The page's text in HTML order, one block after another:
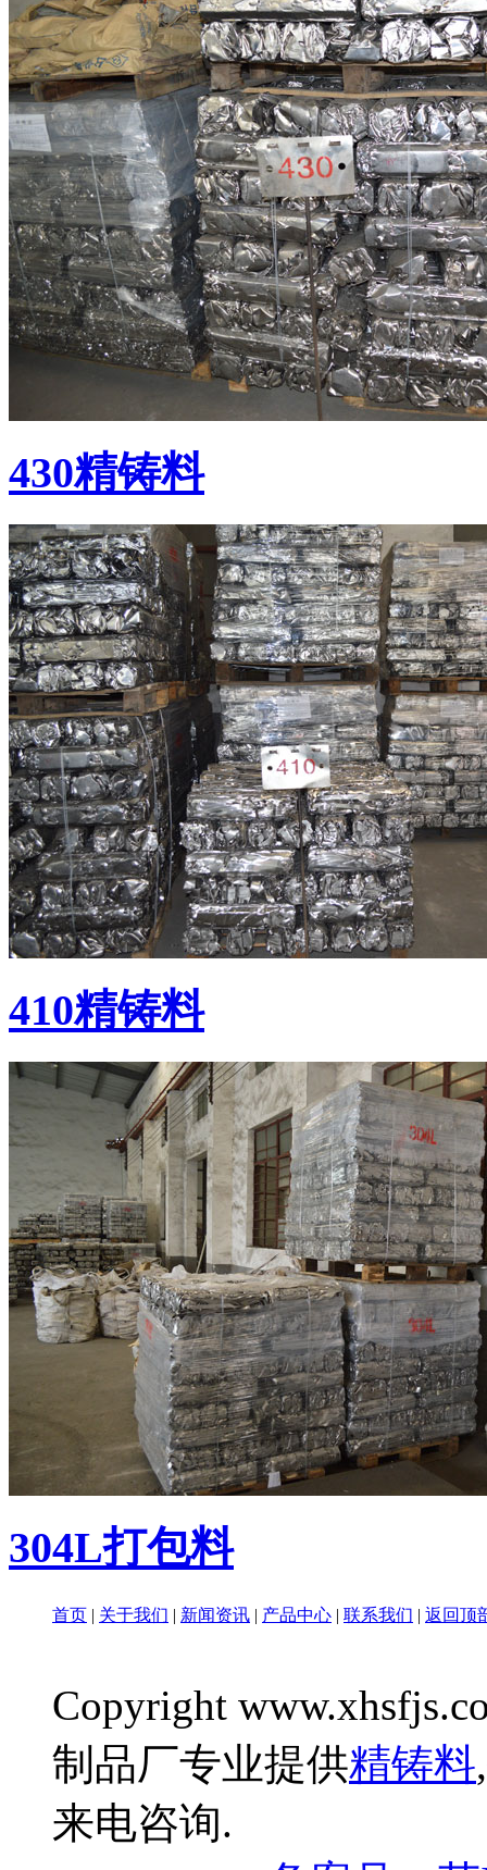
430精铸料
410精铸料
304L打包料
首页 | 关于我们 | 新闻资讯 | 产品中心 | 联系我们 | 返回顶
Copyright
制品厂专业提供精铸料,
来电咨询.